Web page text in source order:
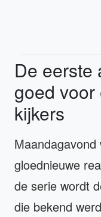
De eerste
goed
kijkers
gloednieuwe
de serie wordt
die bekend